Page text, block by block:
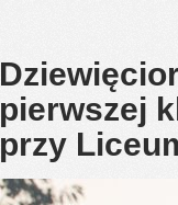
pierwszej
przy